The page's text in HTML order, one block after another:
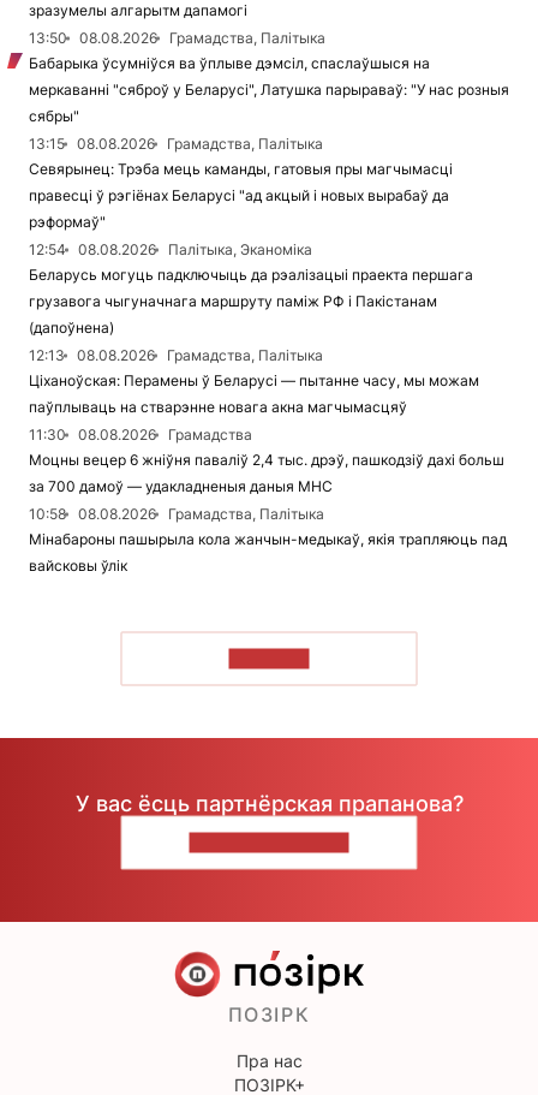
зразумелы алгарытм дапамогі
13:50
08.08.2026
Грамадства, Палітыка
Бабарыка ўсумніўся ва ўплыве дэмсіл, спаслаўшыся на
меркаванні "сяброў у Беларусі", Латушка парыраваў: "У нас розныя
сябры"
13:15
08.08.2026
Грамадства, Палітыка
Севярынец: Трэба мець каманды, гатовыя пры магчымасці
правесці ў рэгіёнах Беларусі "ад акцый і новых вырабаў да
рэформаў"
12:54
08.08.2026
Палітыка, Эканоміка
Беларусь могуць падключыць да рэалізацыі праекта першага
грузавога чыгуначнага маршруту паміж РФ і Пакістанам
(дапоўнена)
12:13
08.08.2026
Грамадства, Палітыка
Ціханоўская: Перамены ў Беларусі — пытанне часу, мы можам
паўплываць на стварэнне новага акна магчымасцяў
11:30
08.08.2026
Грамадства
Моцны вецер 6 жніўня паваліў 2,4 тыс. дрэў, пашкодзіў дахі больш
за 700 дамоў — удакладненыя даныя МНС
10:58
08.08.2026
Грамадства, Палітыка
Мінабароны пашырыла кола жанчын-медыкаў, якія трапляюць пад
вайсковы ўлік
У вас ёсць партнёрская прапанова?
ПОЗІРК
Пра нас
ПОЗІРК+